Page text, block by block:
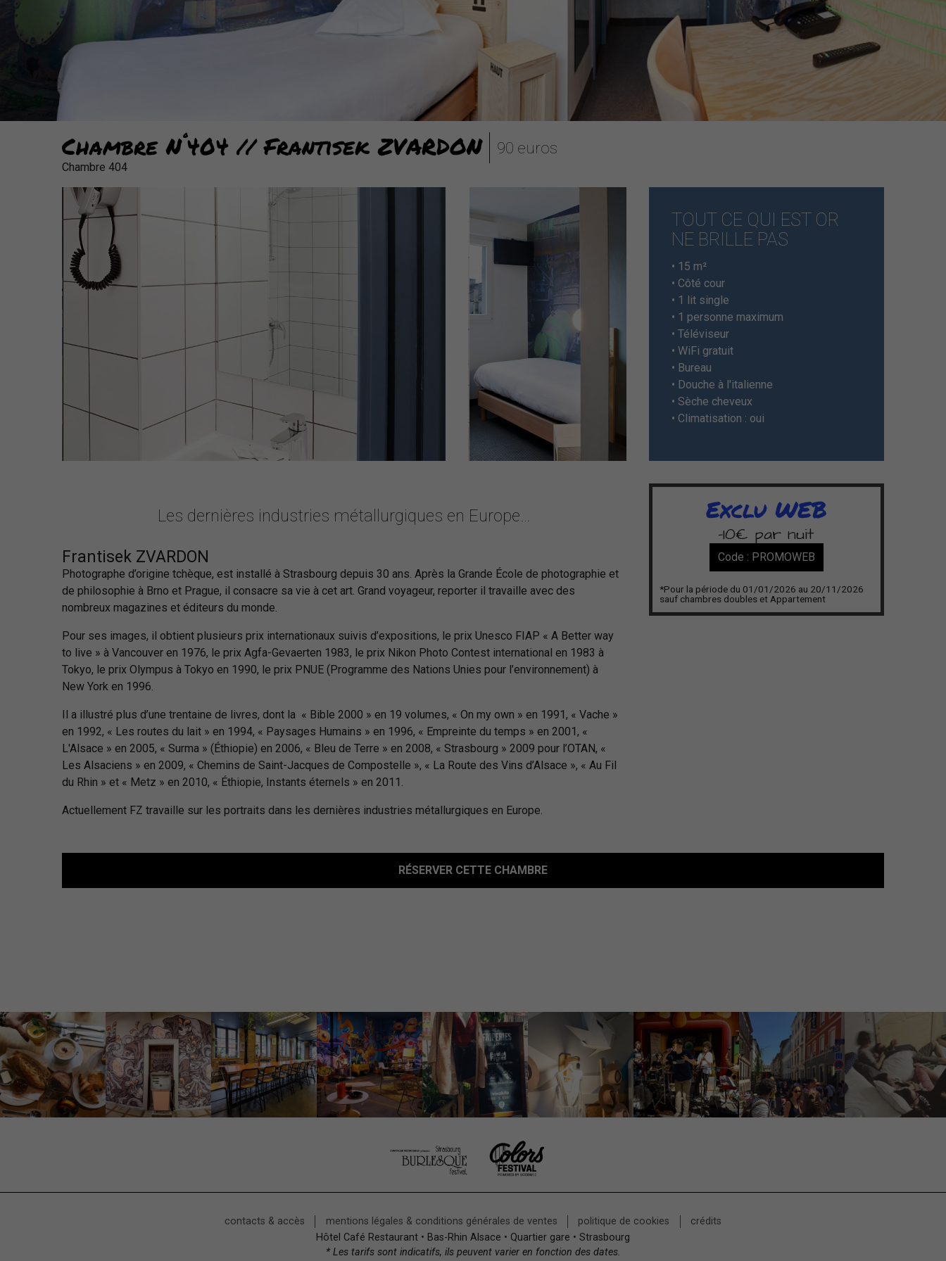
Chambre N°404 // Frantisek ZVARDON
Chambre 404
90 euros
TOUT CE QUI EST OR
NE BRILLE PAS
• 15 m²
• Côté cour
• 1 lit single
• 1 personne maximum
• Téléviseur
• WiFi gratuit
• Bureau
• Douche à l'italienne
• Sèche cheveux
• Climatisation : oui
Les dernières industries métallurgiques en Europe…
Frantisek ZVARDON
Photographe d’origine tchèque, est installé à Strasbourg depuis 30 ans. Après la Grande École de photographie et
de philosophie à Brno et Prague, il consacre sa vie à cet art. Grand voyageur, reporter il travaille avec des
nombreux magazines et éditeurs du monde.
Pour ses images, il obtient plusieurs prix internationaux suivis d’expositions, le prix Unesco FIAP « A Better way
to live » à Vancouver en 1976, le prix Agfa-Gevaerten 1983, le prix Nikon Photo Contest international en 1983 à
Tokyo, le prix Olympus à Tokyo en 1990, le prix PNUE (Programme des Nations Unies pour l’environnement) à
New York en 1996.
Il a illustré plus d’une trentaine de livres, dont la « Bible 2000 » en 19 volumes, « On my own » en 1991, « Vache »
en 1992, « Les routes du lait » en 1994, « Paysages Humains » en 1996, « Empreinte du temps » en 2001, «
L'Alsace » en 2005, « Surma » (Éthiopie) en 2006, « Bleu de Terre » en 2008, « Strasbourg » 2009 pour l’OTAN, «
Les Alsaciens » en 2009, « Chemins de Saint-Jacques de Compostelle », « La Route des Vins d’Alsace », « Au Fil
du Rhin » et « Metz » en 2010, « Éthiopie, Instants éternels » en 2011.
Actuellement FZ travaille sur les portraits dans les dernières industries métallurgiques en Europe.
Exclu WEB
-10€ par nuit
Code : PROMOWEB
*Pour la période du 01/01/2026 au 20/11/2026
sauf chambres doubles et Appartement
RÉSERVER CETTE CHAMBRE
contacts & accès mentions légales & conditions générales de ventes politique de cookies
crédits
Hôtel Café Restaurant • Bas-Rhin Alsace • Quartier gare • Strasbourg
* Les tarifs sont indicatifs, ils peuvent varier en fonction des dates.